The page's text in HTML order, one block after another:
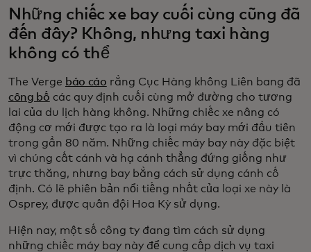
Những chiếc xe bay cuối cùng cũng đã
đến đây? Không, nhưng taxi hàng
không có thể
The Verge báo cáo rằng Cục Hàng không Liên bang đã
công bố các quy định cuối cùng mở đường cho tương
lai của du lịch hàng không. Những chiếc xe nâng có
động cơ mới được tạo ra là loại máy bay mới đầu tiên
trong gần 80 năm. Những chiếc máy bay này đặc biệt
vì chúng cất cánh và hạ cánh thẳng đứng giống như
trực thăng, nhưng bay bằng cách sử dụng cánh cố
định. Có lẽ phiên bản nổi tiếng nhất của loại xe này là
Osprey, được quân đội Hoa Kỳ sử dụng.
Hiện nay, một số công ty đang tìm cách sử dụng
những chiếc máy bay này để cung cấp dịch vụ taxi